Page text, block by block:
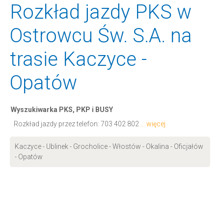
Rozkład jazdy PKS w
Ostrowcu Św. S.A. na
trasie Kaczyce -
Opatów
Wyszukiwarka PKS, PKP i BUSY
Rozkład jazdy przez telefon: 703 402 802 ... więcej
Kaczyce - Ublinek - Grocholice - Włostów - Okalina - Oficjałów
- Opatów